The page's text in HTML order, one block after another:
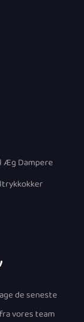
Æg Dampere
de seneste
vores team